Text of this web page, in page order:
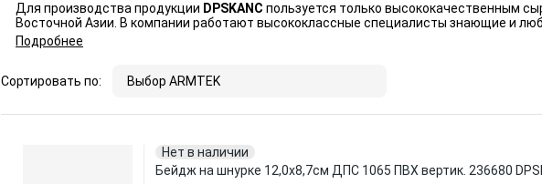
Для производства продукции DPSKANC пользуется только высококачественным
Восточной Азии. В компании работают высококлассные специалисты знающие и
Подробнее
Сортировать по: Выбор ARMTEK
Нет в наличии
Бейдж на шнурке 12,0x8,7см ДПС 1065 ПВХ вертик. 236680